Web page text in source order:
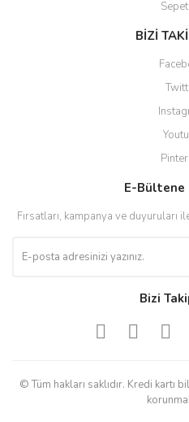
BİZİ
E-Bültene
Fırsatları, kampanya ve
Bizi
© Tüm hakları saklıdır. Kredi kartı